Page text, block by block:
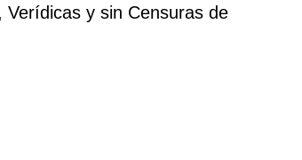
Verídicas y sin Censuras de